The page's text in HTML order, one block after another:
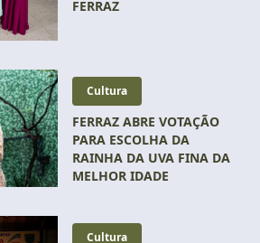
FERRAZ
Cultura
FERRAZ ABRE VOTAÇÃO
PARA ESCOLHA DA
RAINHA DA UVA FINA DA
MELHOR IDADE
Cultura